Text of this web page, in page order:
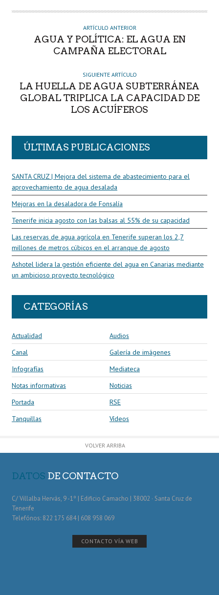
O
ARTÍCULO ANTERIOR
AGUA Y POLÍTICA: EL AGUA EN
CAMPAÑA ELECTORAL
SIGUIENTE ARTÍCULO
LA HUELLA DE AGUA SUBTERRÁNEA
GLOBAL TRIPLICA LA CAPACIDAD DE
LOS ACUÍFEROS
ÚLTIMAS PUBLICACIONES
SANTA CRUZ | Mejora del sistema de abastecimiento para el
aprovechamiento de agua desalada
Mejoras en la desaladora de Fonsalía
Tenerife inicia agosto con las balsas al 55% de su capacidad
Las reservas de agua agrícola en Tenerife superan los 2,7
millones de metros cúbicos en el arranque de agosto
Ashotel lidera la gestión eficiente del agua en Canarias mediante
un ambicioso proyecto tecnológico
CATEGORÍAS
Actualidad
Audios
Canal
Galería de imágenes
Infografías
Mediateca
Notas informativas
Noticias
Portada
RSE
Tanquillas
Vídeos
VOLVER ARRIBA
DATOS DE CONTACTO
C/ Villalba Hervás, 9 -1º | Edificio Camacho | 38002 · Santa Cruz de
Tenerife
Telefónos: 822 175 684 | 608 958 069
CONTACTO VÍA WEB